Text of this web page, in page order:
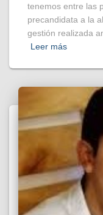
tenemos entre las
precandidata a la
gestión realizada
Leer más